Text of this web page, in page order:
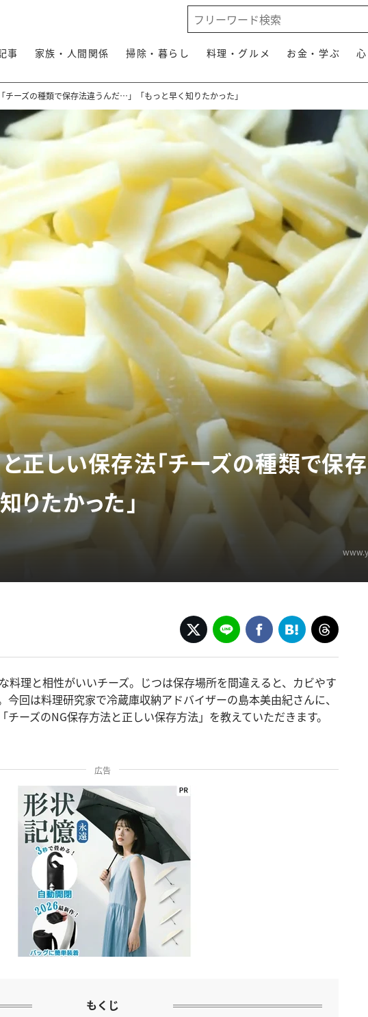
事 家族・人間関係 掃除・暮らし 料理・グルメ お金・学ぶ
チーズの種類で保存法違うんだ…」「もっと早く知りたかった」
と正しい保存法「チーズの種類で保
りたかった」
料理と相性がいいチーズ。じつは保存場所を間違えると、カビやす
今回は料理研究家で冷蔵庫収納アドバイザーの島本美由紀さんに、
ーズのNG保存方法と正しい保存方法」を教えていただきます。
広告
もくじ